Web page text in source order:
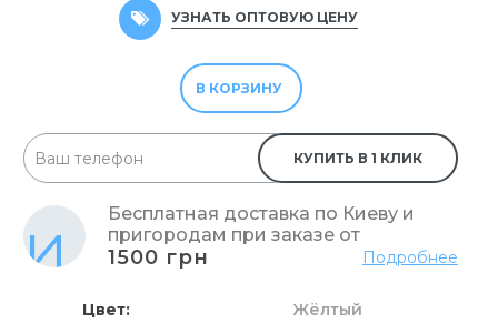
УЗНАТЬ ОПТОВУЮ ЦЕНУ
В КОРЗИНУ
КУПИТЬ В 1 КЛИК
Бесплатная доставка по Киеву и
пригородам при заказе от
1500 грн Подробнее
Цвет
Жёлтый